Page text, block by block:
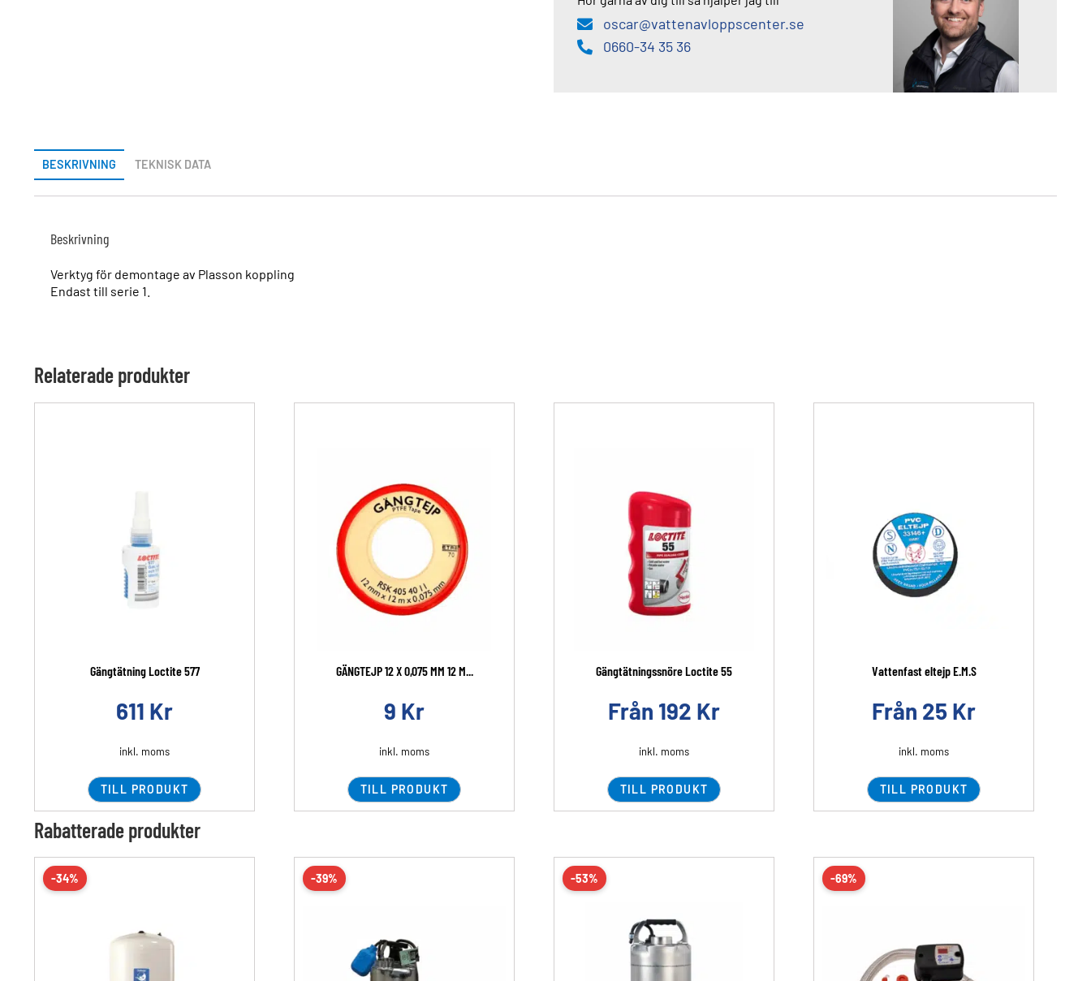
oscar@vattenavloppscenter.se
0660-34 35 36
BESKRIVNING TEKNISK DATA
Beskrivning
Verktyg för demontage av Plasson koppling
Endast till serie 1.
Relaterade produkter
Gängtätning Loctite 577
611 Kr
inkl. moms
TILL PRODUKT
GÄNGTEJP 12 X 0,075 MM 12 M...
9 Kr
inkl. moms
TILL PRODUKT
Gängtätningssnöre Loctite 55
Från 192 Kr
inkl. moms
TILL PRODUKT
Vattenfast eltejp E.M.S
Från 25 Kr
inkl. moms
TILL PRODUKT
Rabatterade produkter
-34% -39% -53% -69%